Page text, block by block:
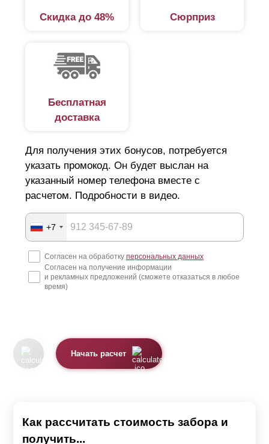
Скидка до 48% Сюрприз
Бесплатная
доставка
Для получения этих бонусов, потребуется
указать промокод. Он будет выслан на
указанный номер телефона вместе с
расчетом. Подробности в видео.
+7
Согласен на обработку персональных данных
Согласен на получение информации
и рекламных предложений (сможете отказаться в любое
время)
Начать расчет
Как рассчитать стоимость забора и
получить...